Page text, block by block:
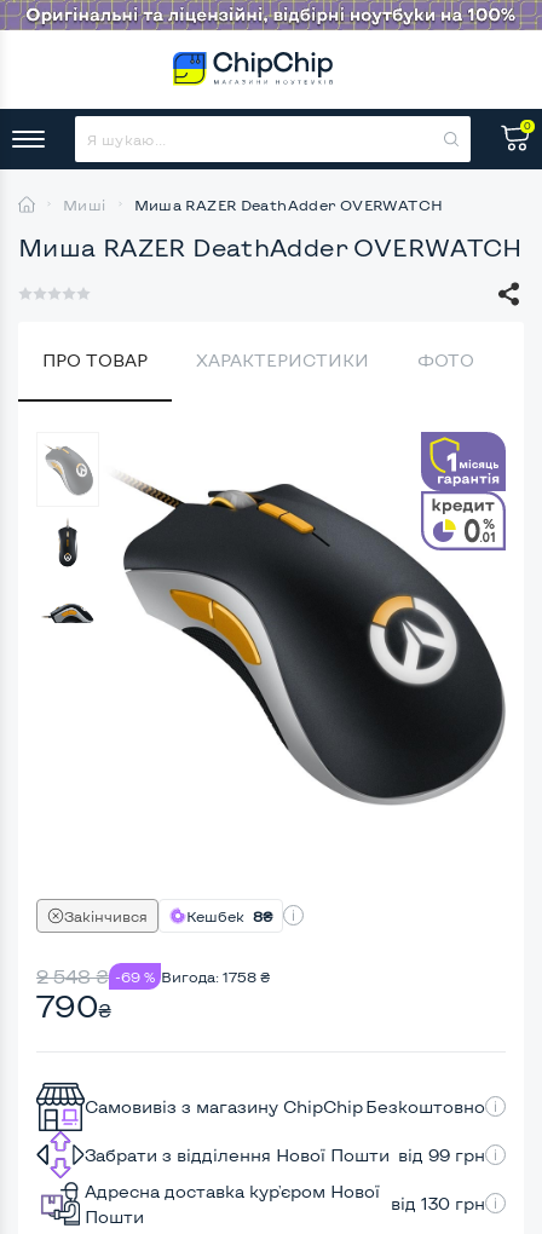
0
Миші Миша RAZER DeathAdder OVERWATCH
Миша RAZER DeathAdder OVERWATCH
ПРО ТОВАР ХАРАКТЕРИСТИКИ ФОТО
Закінчився Кешбек 8₴
2 548₴ -69 % Вигода: 1758 ₴
790₴
Самовивіз з магазину ChipChipБезкоштовно
Забрати з відділення Нової Пошти від 99 грн
Адресна доставка кур'єром Нової
Пошти
від 130 грн